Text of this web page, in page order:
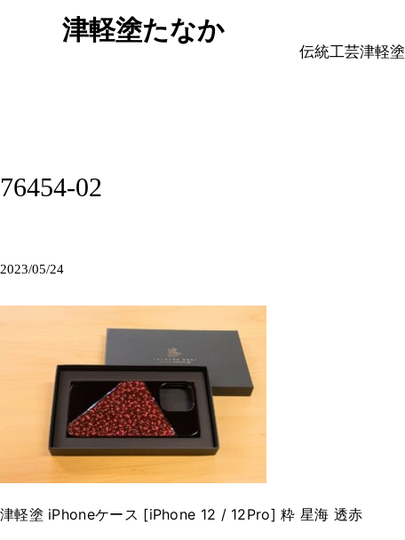
津軽塗たなか
伝統工芸津軽塗
76454-02
2023/05/24
津軽塗 iPhoneケース [iPhone 12 / 12Pro] 粋 星海 透赤